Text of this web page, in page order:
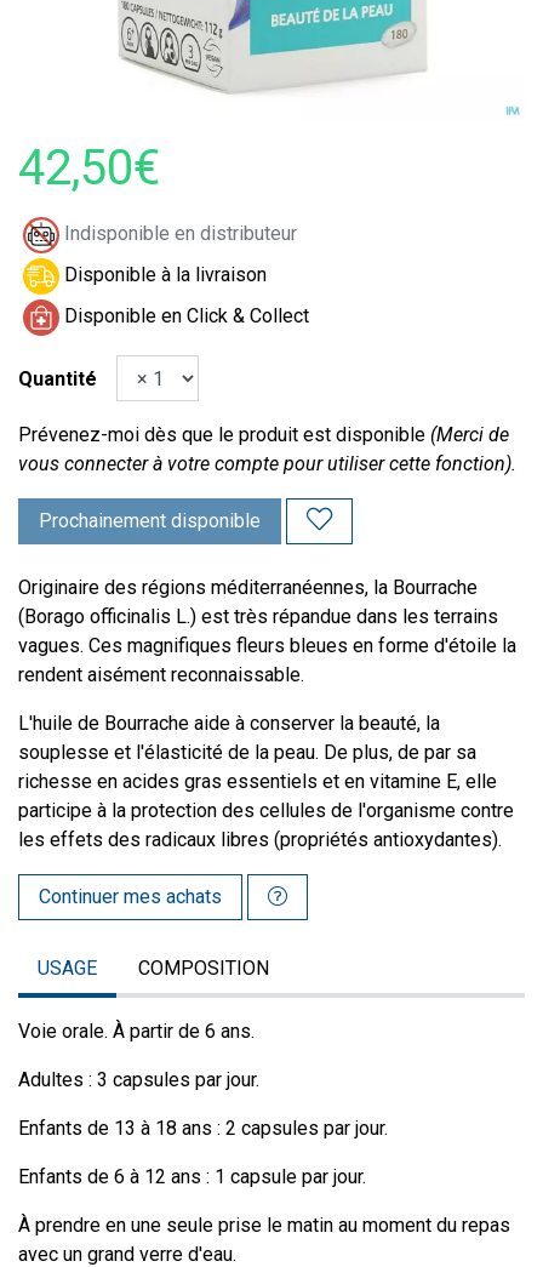
42,50€
Indisponible en distributeur
Disponible à la livraison
Disponible en Click & Collect
Quantité
Prévenez-moi dès que le produit est disponible (Merci de
vous connecter à votre compte pour utiliser cette fonction).
Prochainement disponible
Originaire des régions méditerranéennes, la Bourrache
(Borago officinalis L.) est très répandue dans les terrains
vagues. Ces magnifiques fleurs bleues en forme d'étoile la
rendent aisément reconnaissable.
L'huile de Bourrache aide à conserver la beauté, la
souplesse et l'élasticité de la peau. De plus, de par sa
richesse en acides gras essentiels et en vitamine E, elle
participe à la protection des cellules de l'organisme contre
les effets des radicaux libres (propriétés antioxydantes).
Continuer mes achats
USAGE COMPOSITION
Voie orale. À partir de 6 ans.
Adultes : 3 capsules par jour.
Enfants de 13 à 18 ans : 2 capsules par jour.
Enfants de 6 à 12 ans : 1 capsule par jour.
À prendre en une seule prise le matin au moment du repas
avec un grand verre d'eau.